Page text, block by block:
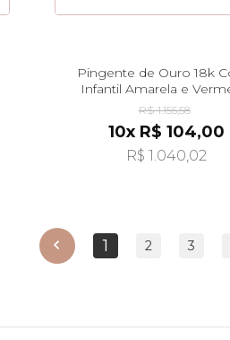
Pingente de Ouro 18k
Infantil Amarela e
pi20487
R$ 1.155,58
10x R$ 104,00
R$ 1.040,02
anterior 1 2 3